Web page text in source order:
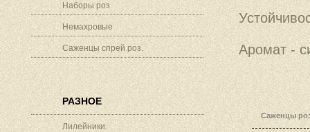
Наборы роз
Немахровые
Саженцы спрей роз.
РАЗНОЕ
Лилейники.
Аромат -
Саженцы